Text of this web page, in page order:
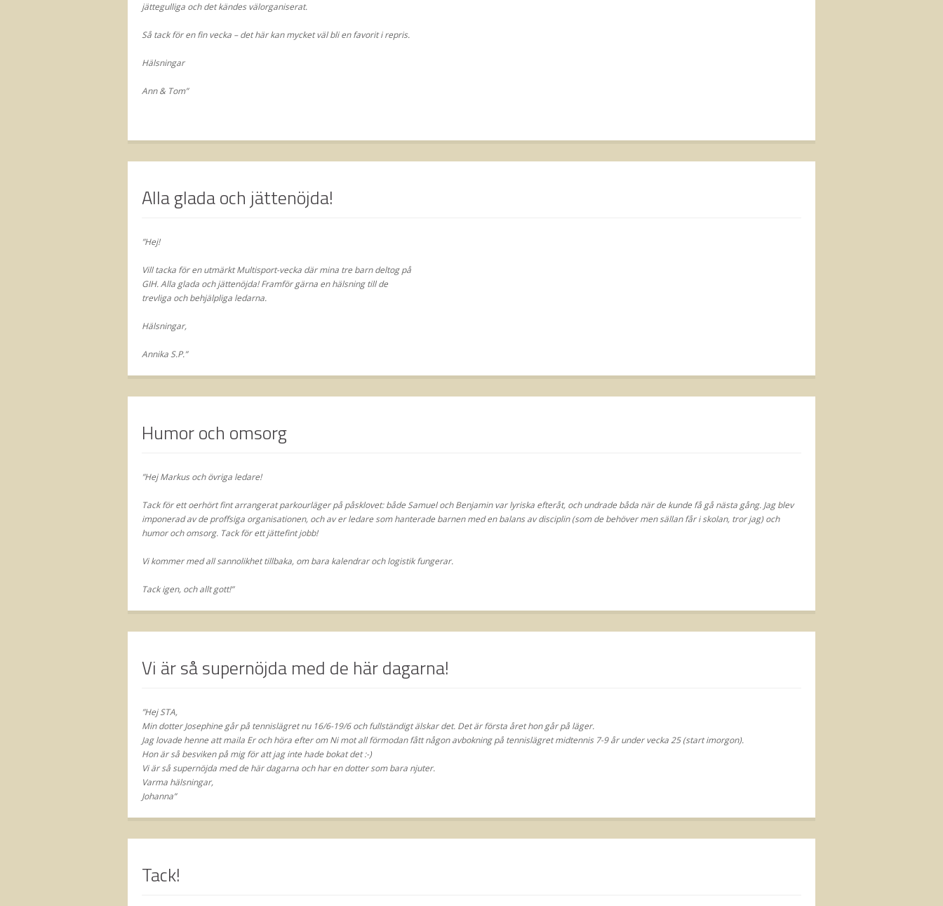
jättegulliga och det kändes välorganiserat.
Så tack för en fin vecka – det här kan mycket väl bli en favorit i repris.
Hälsningar
Ann & Tom”
Alla glada och jättenöjda!
”Hej!
Vill tacka för en utmärkt Multisport-vecka där mina tre barn deltog på
GIH. Alla glada och jättenöjda! Framför gärna en hälsning till de
trevliga och behjälpliga ledarna.
Hälsningar,
Annika S.P.”
Humor och omsorg
”Hej Markus och övriga ledare!
Tack för ett oerhört fint arrangerat parkourläger på påsklovet: både Samuel och Benjamin var lyriska efteråt, och undrade båda när de kunde få gå nästa gång. Jag blev
imponerad av de proffsiga organisationen, och av er ledare som hanterade barnen med en balans av disciplin (som de behöver men sällan får i skolan, tror jag) och
humor och omsorg. Tack för ett jättefint jobb!
Vi kommer med all sannolikhet tillbaka, om bara kalendrar och logistik fungerar.
Tack igen, och allt gott!”
Vi är så supernöjda med de här dagarna!
”Hej STA,
Min dotter Josephine går på tennislägret nu 16/6-19/6 och fullständigt älskar det. Det är första året hon går på läger.
Jag lovade henne att maila Er och höra efter om Ni mot all förmodan fått någon avbokning på tennislägret midtennis 7-9 år under vecka 25 (start imorgon).
Hon är så besviken på mig för att jag inte hade bokat det :-)
Vi är så supernöjda med de här dagarna och har en dotter som bara njuter.
Varma hälsningar,
Johanna”
Tack!